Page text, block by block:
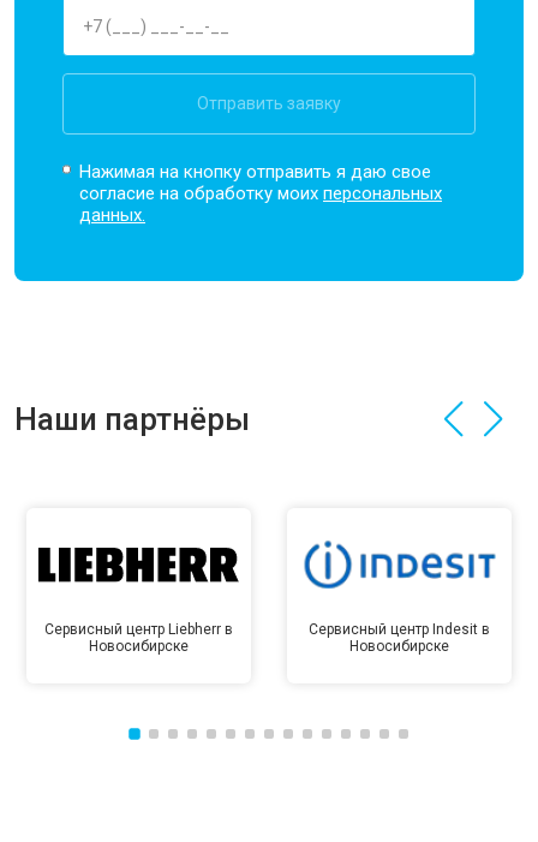
Отправить заявку
Нажимая на кнопку отправить я даю свое
согласие на обработку моихперсональных
данных.
Наши партнёры
Сервисный центр Liebherr в
Новосибирске
Сервисный центр Indesit в
Новосибирске